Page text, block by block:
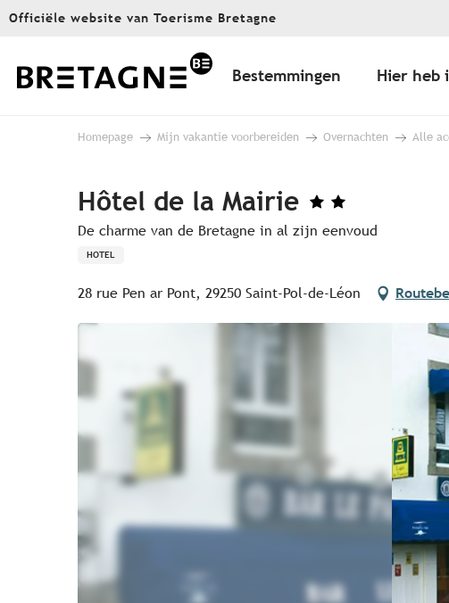
Aller
principal
Officiële website van Toerisme Bretagne
Bestemmingen Hier heb
Homepage Mijn vakantie voorbereiden Overnachten Alle
Hôtel de la Mairie
De charme van de Bretagne in al zijn eenvoud
HOTEL
28 rue Pen ar Pont, 29250 Saint-Pol-de-Léon